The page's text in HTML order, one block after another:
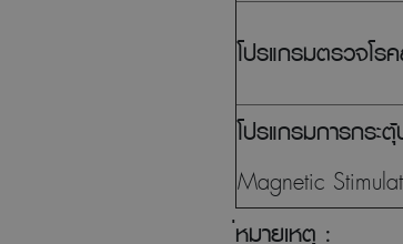
โปรแกรมตรวจ
โปรแกรมการกระ
Magnetic
่หมายเหตุ :